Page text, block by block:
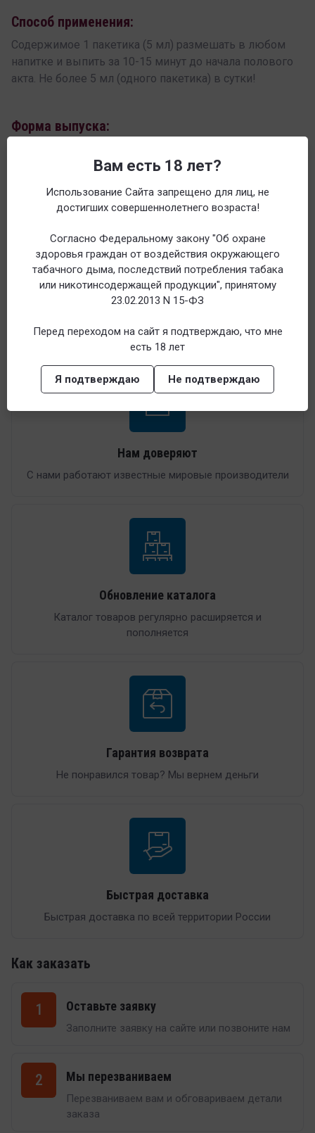
Способ применения:
Содержимое 1 пакетика (5 мл) размешать в любом
напитке и выпить за 10-15 минут до начала полового
акта. Не более 5 мл (одного пакетика) в сутки!
Форма выпуска:
Отзывы
Поделиться
Распечатать
Находится в разделах
Нам доверяют
С нами работают известные мировые производители
Обновление каталога
Каталог товаров регулярно расширяется и
пополняется
Гарантия возврата
Не понравился товар? Мы вернем деньги
Быстрая доставка
Быстрая доставка по всей территории России
Как заказать
1 Оставьте заявку
Заполните заявку на сайте или позвоните нам
2 Мы перезваниваем
Перезваниваем вам и обговариваем детали
заказа
Вам есть 18 лет?
Использование Сайта запрещено для лиц, не
достигших совершеннолетнего возраста!
Согласно Федеральному закону "Об охране
здоровья граждан от воздействия окружающего
табачного дыма, последствий потребления табака
или никотинсодержащей продукции", принятому
23.02.2013 N 15-ФЗ
Перед переходом на сайт я подтверждаю, что мне
есть 18 лет
Я подтверждаю Не подтверждаю